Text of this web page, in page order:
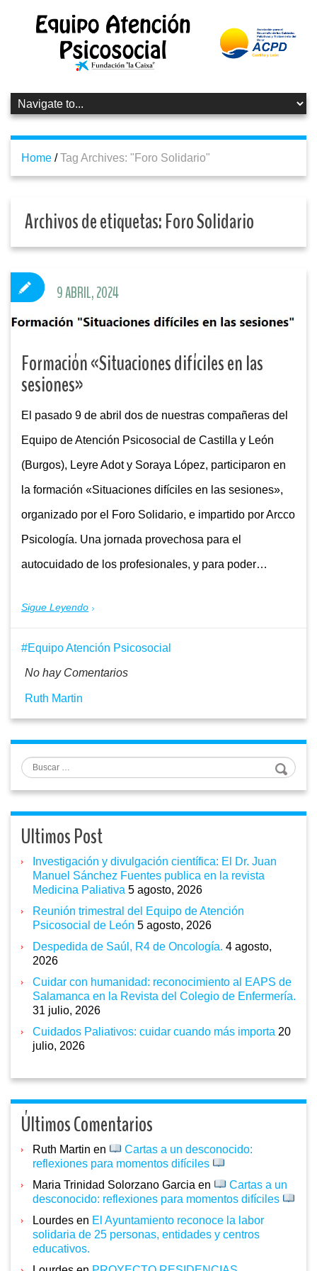
Home / Tag Archives: "Foro Solidario"
Archivos de etiquetas:Foro Solidario
Formación «Situaciones difíciles en las
sesiones»
El pasado 9 de abril dos de nuestras compañeras del
Equipo de Atención Psicosocial de Castilla y León
(Burgos), Leyre Adot y Soraya López, participaron en
la formación «Situaciones difíciles en las sesiones»,
organizado por el Foro Solidario, e impartido por Arcco
Psicología. Una jornada provechosa para el
autocuidado de los profesionales, y para poder…
Sigue Leyendo
9 ABRIL, 2024
Equipo Atención Psicosocial
No hay Comentarios
Ruth Martin
Buscar
Ultimos Post
Investigación y divulgación científica: El Dr. Juan
Manuel Sánchez Fuentes publica en la revista
Medicina Paliativa 5 agosto, 2026
Reunión trimestral del Equipo de Atención
Psicosocial de León 5 agosto, 2026
Despedida de Saúl, R4 de Oncología. 4 agosto,
2026
Cuidar con humanidad: reconocimiento al EAPS de
Salamanca en la Revista del Colegio de Enfermería.
31 julio, 2026
Cuidados Paliativos: cuidar cuando más importa 20
julio, 2026
Últimos Comentarios
Ruth Martin en
Cartas a un desconocido:
reflexiones para momentos difíciles
Maria Trinidad Solorzano Garcia en
Cartas a un
desconocido: reflexiones para momentos difíciles
Lourdes en El Ayuntamiento reconoce la labor
solidaria de 25 personas, entidades y centros
educativos.